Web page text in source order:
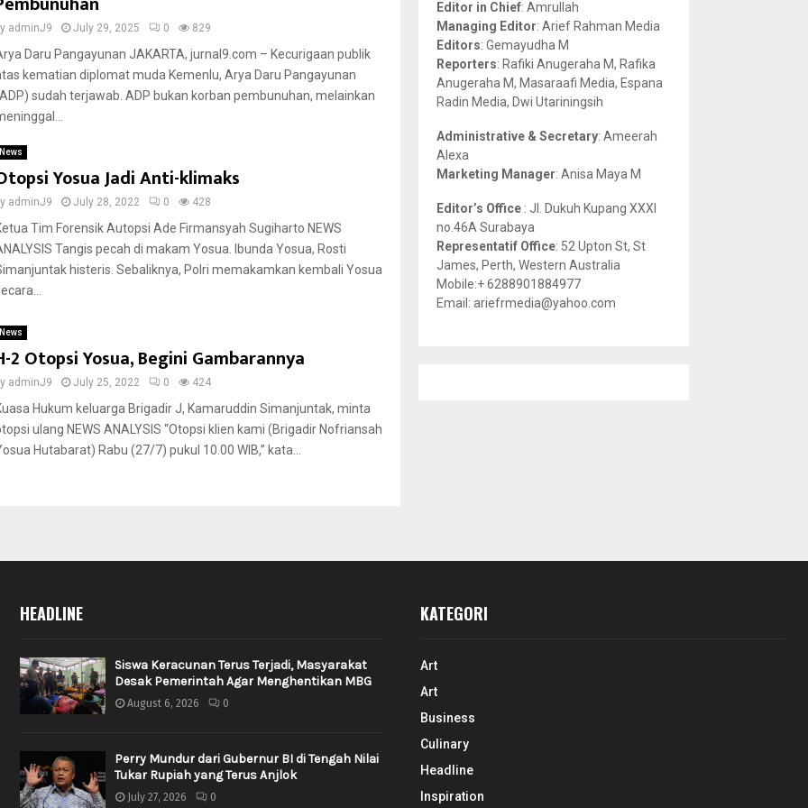
adminJ9 July 29, 2025 0 829
Daru Pangayunan JAKARTA, jurnal9.com – Kecurigaan publik
kematian diplomat muda Kemenlu, Arya Daru Pangayunan
sudah terjawab. ADP bukan korban pembunuhan, melainkan
News
Yosua Jadi Anti-klimaks
adminJ9 July 28, 2022 0 428
Tim Forensik Autopsi Ade Firmansyah Sugiharto NEWS
Tangis pecah di makam Yosua. Ibunda Yosua, Rosti
histeris. Sebaliknya, Polri memakamkan kembali Yosua
News
2 Otopsi Yosua, Begini Gambarannya
adminJ9 July 25, 2022 0 424
Hukum keluarga Brigadir J, Kamaruddin Simanjuntak, minta
ulang NEWS ANALYSIS “Otopsi klien kami (Brigadir Nofriansah
Hutabarat) Rabu (27/7) pukul 10.00 WIB,” kata...
r
:
R
H
Editor in Chief: Amrullah
Managing Editor: Arief Rahman Media
Editors: Gemayudha M
Reporters: Rafiki Anugeraha M, Rafika
Anugeraha M, Masaraafi Media, Espana
Radin Media, Dwi Utariningsih
Administrative & Secretary: Ameerah
Alexa
Marketing Manager: Anisa Maya M
Editor’s Office : Jl. Dukuh Kupang XXXI
no.46A Surabaya
Representatif Office: 52 Upton St, St
James, Perth, Western Australia
Mobile:+ 6288901884977
Email: ariefrmedia@yahoo.com
HEADLINE
Siswa Keracunan Terus Terjadi, Masyarakat
Desak Pemerintah Agar Menghentikan MBG
August 6, 2026 0
Perry Mundur dari Gubernur BI di Tengah Nilai
Tukar Rupiah yang Terus Anjlok
July 27, 2026 0
KATEGORI
Art
Art
Business
Culinary
Headline
Inspiration